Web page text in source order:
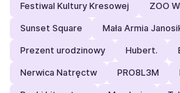
Festiwal Kultury Kresowej ZOO
Sunset Square Mała Armia
Prezent urodzinowy Hubert.
Nerwica Natręctw PRO8L3M